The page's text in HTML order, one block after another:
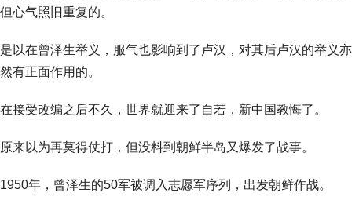
但心气照旧重复的。
是以在曾泽生举义，服气也影响到了卢汉，对其后卢汉的举义亦
然有正面作用的。
在接受改编之后不久，世界就迎来了自若，新中国教悔了。
原来以为再莫得仗打，但没料到朝鲜半岛又爆发了战事。
1950年，曾泽生的50军被调入志愿军序列，出发朝鲜作战。